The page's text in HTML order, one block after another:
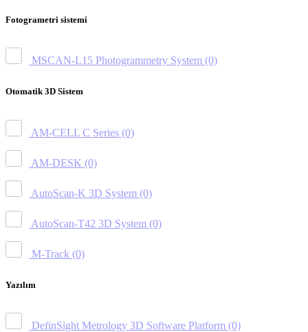
Fotogrametri sistemi
MSCAN-L15 Photogrammetry System (0)
Otomatik 3D Sistem
AM-CELL C Series (0)
AM-DESK (0)
AutoScan-K 3D System (0)
AutoScan-T42 3D System (0)
M-Track (0)
Yazılım
DefinSight Metrology 3D Software Platform (0)